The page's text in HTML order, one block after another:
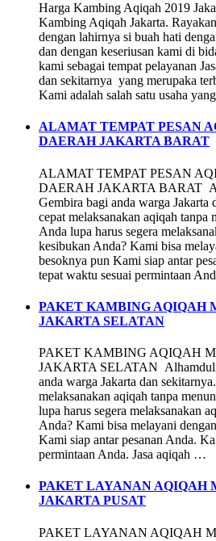
Harga Kambing Aqiqah 2019
Kambing Aqiqah Jakarta.
dengan lahirnya si buah hati
dan dengan keseriusan kami di
kami sebagai tempat pelayanan
dan sekitarnya yang merupaka
Kami adalah salah satu usaha
ALAMAT TEMPAT PESAN
DAERAH JAKARTA BARAT
ALAMAT TEMPAT PESAN
DAERAH JAKARTA BARAT
Gembira bagi anda warga Jakarta
cepat melaksanakan aqiqah tanpa
Anda lupa harus segera
kesibukan Anda? Kami bisa
besoknya pun Kami siap antar
tepat waktu sesuai permintaan
PAKET KAMBING AQIQAH
JAKARTA SELATAN
PAKET KAMBING AQIQAH
JAKARTA SELATAN
anda warga Jakarta dan
melaksanakan aqiqah tanpa
lupa harus segera melaksanakan
Anda? Kami bisa melayani
Kami siap antar pesanan Anda.
permintaan Anda. Jasa aqiqah …
PAKET LAYANAN AQIQAH
JAKARTA PUSAT
PAKET LAYANAN AQIQAH